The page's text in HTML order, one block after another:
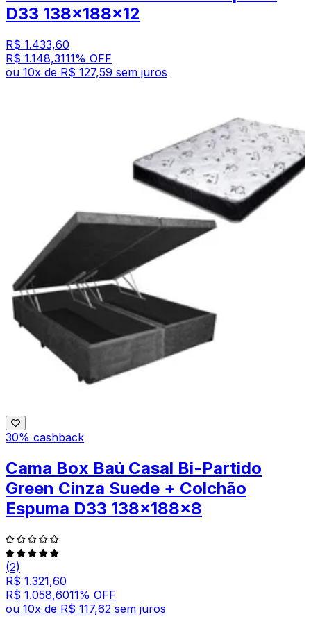
D33 138x188x12
R$ 1.433,60
R$ 1.148,3111% OFF
ou 10x de R$ 127,59 sem juros
30% cashback
Cama Box Baú Casal Bi-Partido
Green Cinza Suede + Colchão
Espuma D33 138x188x8
(2)
R$ 1.321,60
R$ 1.058,6011% OFF
ou 10x de R$ 117,62 sem juros